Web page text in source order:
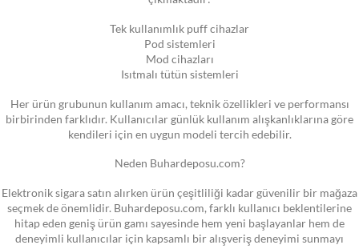
Tek kullanımlık puff cihazlar
Pod sistemleri
Mod cihazları
Isıtmalı tütün sistemleri
Her ürün grubunun kullanım amacı, teknik özellikleri ve performansı
birbirinden farklıdır. Kullanıcılar günlük kullanım alışkanlıklarına göre
kendileri için en uygun modeli tercih edebilir.
Neden Buhardeposu.com?
Elektronik sigara satın alırken ürün çeşitliliği kadar güvenilir bir mağaza
seçmek de önemlidir. Buhardeposu.com, farklı kullanıcı beklentilerine
hitap eden geniş ürün gamı sayesinde hem yeni başlayanlar hem de
deneyimli kullanıcılar için kapsamlı bir alışveriş deneyimi sunmayı